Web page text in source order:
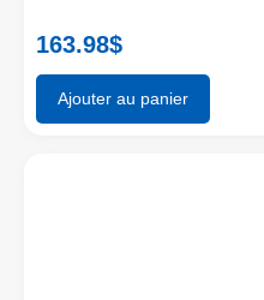
163.98$
Ajouter au panier